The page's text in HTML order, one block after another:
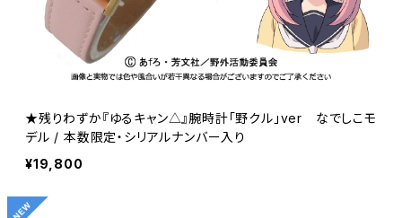
★残りわずか『ゆるキャン△』腕時計「野クル」ver なでしこモ
デル / 本数限定・シリアルナンバー入り
¥19,800